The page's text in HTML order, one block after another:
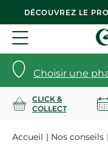
DÉCOUVREZ LE
Choisir une
CLICK &
COLLECT
Accueil Nos conseils